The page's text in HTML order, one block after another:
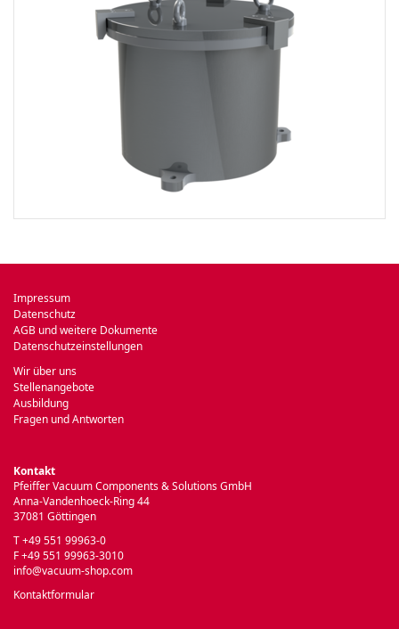
Impressum
Datenschutz
AGB und weitere Dokumente
Datenschutzeinstellungen
Wir über uns
Stellenangebote
Ausbildung
Fragen und Antworten
Kontakt
Pfeiffer Vacuum Components & Solutions GmbH
Anna-Vandenhoeck-Ring 44
37081 Göttingen
T +49 551 99963-0
F +49 551 99963-3010
info@vacuum-shop.com
Kontaktformular